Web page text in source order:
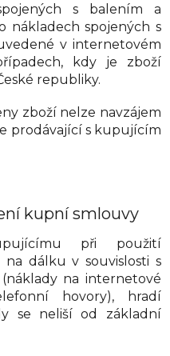
s balením a
nákladech spojených s
v internetovém
kdy je zboží
republiky.
zboží nelze navzájem
prodávající s kupujícím
kupní smlouvy
při použití
dálku v souvislosti s
na internetové
hovory), hradí
se neliší od základní